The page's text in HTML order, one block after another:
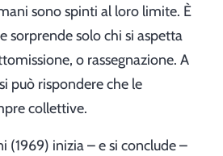
sono spinti al loro limite. È
sorprende solo chi si aspetta
o rassegnazione. A
può rispondere che le
collettive.
(1969) inizia – e si conclude –